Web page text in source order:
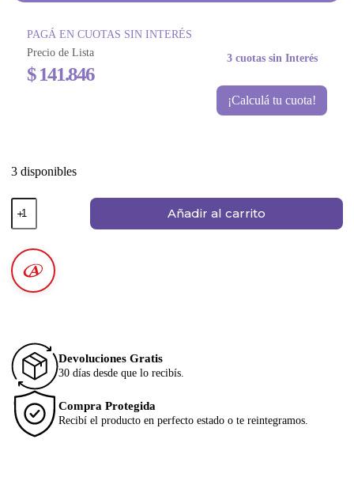
PAGÁ EN CUOTAS SIN INTERÉS
Precio de Lista
$141.846
3 cuotas sin Interés
¡Calculá tu cuota!
3 disponibles
Añadir al carrito
Devoluciones Gratis
30 días desde que lo recibís.
Compra Protegida
Recibí el producto en perfecto estado o te reintegramos.